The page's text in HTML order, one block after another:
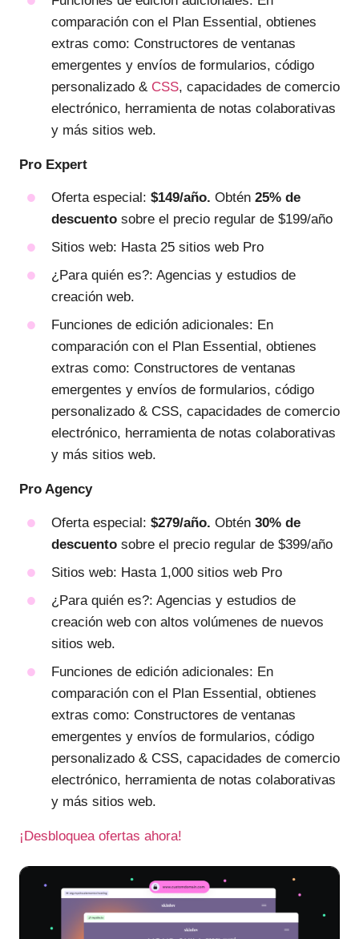
comparación con el Plan Essential, obtienes
extras como: Constructores de ventanas
emergentes y envíos de formularios, código
personalizado & CSS, capacidades de comercio
electrónico, herramienta de notas colaborativas
y más sitios web.
Pro Expert
Oferta especial: $149/año. Obtén 25% de
descuento sobre el precio regular de $199/año
Sitios web: Hasta 25 sitios web Pro
¿Para quién es?: Agencias y estudios de
creación web.
Funciones de edición adicionales: En
comparación con el Plan Essential, obtienes
extras como: Constructores de ventanas
emergentes y envíos de formularios, código
personalizado & CSS, capacidades de comercio
electrónico, herramienta de notas colaborativas
y más sitios web.
Pro Agency
Oferta especial: $279/año. Obtén 30% de
descuento sobre el precio regular de $399/año
Sitios web: Hasta 1,000 sitios web Pro
¿Para quién es?: Agencias y estudios de
creación web con altos volúmenes de nuevos
sitios web.
Funciones de edición adicionales: En
comparación con el Plan Essential, obtienes
extras como: Constructores de ventanas
emergentes y envíos de formularios, código
personalizado & CSS, capacidades de comercio
electrónico, herramienta de notas colaborativas
y más sitios web.
¡Desbloquea ofertas ahora!